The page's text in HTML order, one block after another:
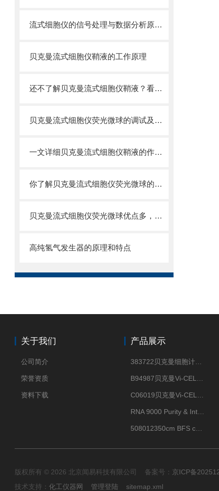
流式细胞仪的信号处理与数据分析原理分析
贝克曼流式细胞仪鞘液的工作原理
还不了解贝克曼流式细胞仪鞘液？看这里就对了！
贝克曼流式细胞仪荧光微球的调试及使用
一文详细贝克曼流式细胞仪鞘液的作用原理
你了解贝克曼流式细胞仪荧光微球的制备之怎样的吗
贝克曼流式细胞仪荧光微球优点多，实用效果好
高纯氢气发生器的原理和特点
关于我们
公司简介
荣誉资质
资料下载
产品展示
版权所有 © 2026 北京闻易科技有限公司 备案号： 京ICP备
技术支持： 化工仪器网 管理登陆 sitemap.xml